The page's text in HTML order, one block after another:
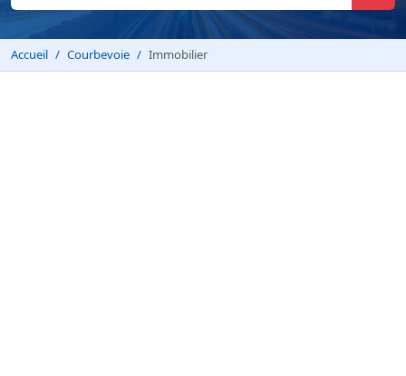
Accueil Courbevoie Immobilier